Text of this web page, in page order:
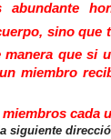
sino que
manera que si
miembro
cada
siguiente